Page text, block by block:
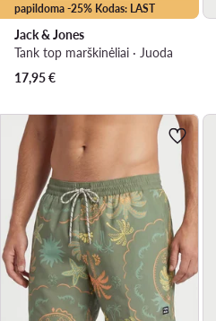
papildoma -25% Kodas: LAST
Jack & Jones
Tank top marškinėliai · Juoda
17,95€